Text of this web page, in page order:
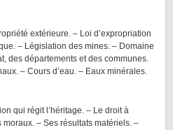
extérieure. – Loi d’expropriation
– Législation des mines. – Domaine
des départements et des communes.
– Cours d’eau. – Eaux minérales.
qui régit l’héritage. – Le droit à
moraux. – Ses résultats matériels. –